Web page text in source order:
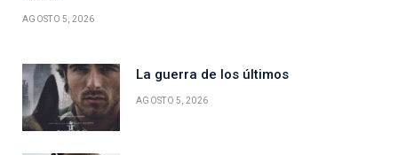
AGOSTO 5, 2026
La guerra de los últimos
AGOSTO 5, 2026